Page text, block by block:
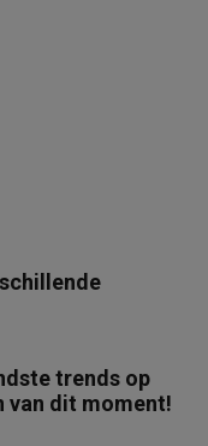
trends op
van dit moment!